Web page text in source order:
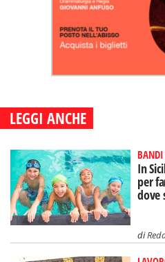
LEGGI ANCHE
BANDI
In
per
dove
di